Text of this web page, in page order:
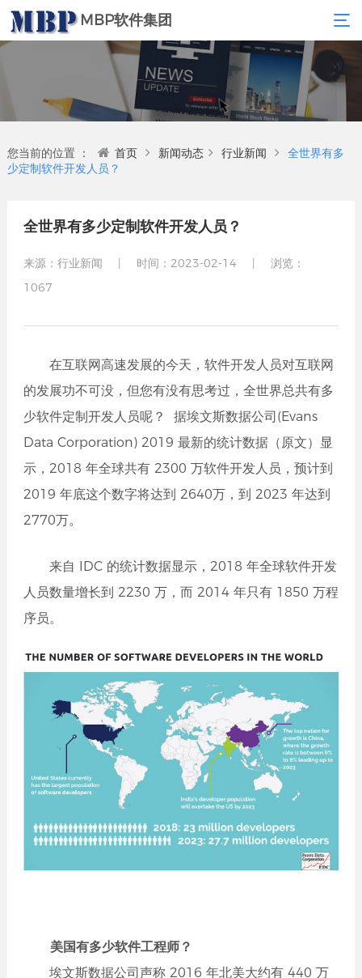
MBP软件集团
您当前的位置 ： 首页 新闻动态 行业新闻
全世界有多
少定制软件开发人员？
全世界有多少定制软件开发人员？
来源：行业新闻 | 时间：2023-02-14 |
浏览：
1067
在互联网高速发展的今天，软件开发人员对互联网
的发展功不可没，但您有没有思考过，全世界总共有多
少软件定制开发人员呢？ 据埃文斯数据公司(Evans
Data Corporation) 2019 最新的统计数据（原文）显
示，2018 年全球共有 2300 万软件开发人员，预计到
2019 年底这个数字将达到 2640万，到 2023 年达到
2770万。
来自 IDC 的统计数据显示，2018 年全球软件开发
人员数量增长到 2230 万，而 2014 年只有 1850 万程
序员。
美国有多少软件工程师？
埃文斯数据公司声称 2016 年北美大约有 440 万